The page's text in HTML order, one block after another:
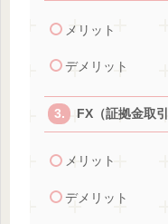
メリット
デメリット
FX（証拠金取
メリット
デメリット